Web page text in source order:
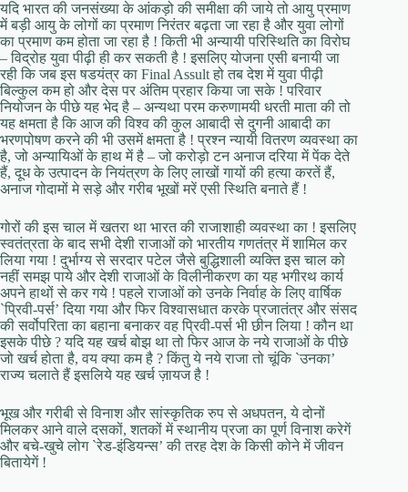
यदि भारत की जनसंख्या के आंकड़ो की समीक्षा की जाये तो आयु प्रमाण
में बड़ी आयु के लोगों का प्रमाण निरंतर बढ़ता जा रहा है और युवा लोगों
का प्रमाण कम होता जा रहा है ! किती भी अन्यायी परिस्थिति का विरोघ
– विद्रोह युवा पीढ़ी ही कर सकती है ! इसलिए योजना एसी बनायी जा
रही कि जब इस षडयंत्र का Final Assult हो तब देश में युवा पीढ़ी
बिल्कुल कम हो और देस पर अंतिम प्रहार किया जा सके ! परिवार
नियोजन के पीछे यह भेद है – अन्यथा परम करुणामयी धरती माता की तो
यह क्षमता है कि आज की विश्व की कुल आबादी से दुगनी आबादी का
भरणपोषण करने की भी उसमें क्षमता है ! प्रश्न न्यायी वितरण व्यवस्था का
है, जो अन्यायिओं के हाथ में है – जो करोड़ो टन अनाज दरिया में पेंक देते
हैं, दूध के उत्पादन के नियंत्रण के लिए लाखों गायों की हत्या करतें हैं,
अनाज गोदामों मे सड़े और गरीब भूखों मरें एसी स्थिति बनाते हैं !
गोरों की इस चाल में खतरा था भारत की राजाशाही व्यवस्था का ! इसलिए
स्वतंत्रता के बाद सभी देशी राजाओं को भारतीय गणतंत्र में शामिल कर
लिया गया ! दुर्भाग्य से सरदार पटेल जैसे बुद्धिशाली व्यक्ति इस चाल को
नहीं समझ पाये और देशी राजाओं के विलीनीकरण का यह भगीरथ कार्य
अपने हाथों से कर गये ! पहले राजाओं को उनके निर्वाह के लिए वार्षिक
`प्रिवी-पर्स’ दिया गया और फिर विश्वासधात करके प्रजातंत्र और संसद
की सर्वोपरिता का बहाना बनाकर वह प्रिवी-पर्स भी छीन लिया ! कौन था
इसके पीछे ? यदि यह खर्च बोझ था तो फिर आज के नये राजाओं के पीछे
जो खर्च होता है, वय क्या कम है ? किंतु ये नये राजा तो चूंकि `उनका’
राज्य चलाते हैं इसलिये यह खर्च ज़ायज है !
भूख और गरीबी से विनाश और सांस्कृतिक रुप से अधपतन, ये दोनों
मिलकर आने वाले दसकों, शतकों में स्थानीय प्रजा का पूर्ण विनाश करेगें
और बचे-खुचे लोग `रेड-इंडियन्स’ की तरह देश के किसी कोने में जीवन
बितायेगें !